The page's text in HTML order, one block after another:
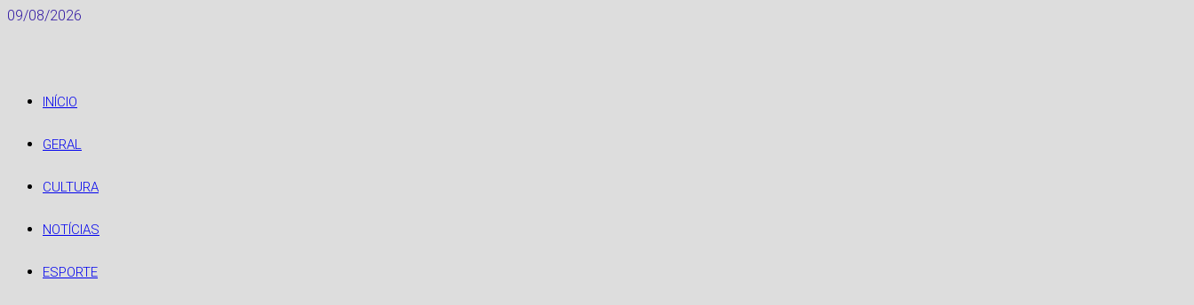
Skip
09/08/2026
INÍCIO
GERAL
CULTURA
NOTÍCIAS
ESPORTE